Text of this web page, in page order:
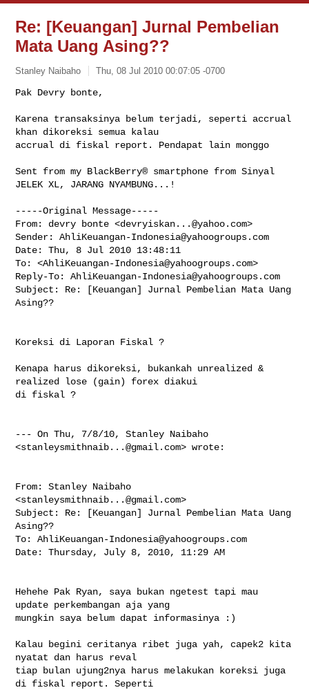
Re: [Keuangan] Jurnal Pembelian
Mata Uang Asing??
Stanley Naibaho Thu, 08 Jul 2010 00:07:05 -0700
Pak Devry bonte,
Karena transaksinya belum terjadi, seperti accrual
khan dikoreksi semua kalau
accrual di fiskal report. Pendapat lain monggo
Sent from my BlackBerry® smartphone from Sinyal
JELEK XL, JARANG NYAMBUNG...!
-----Original Message-----
From: devry bonte <devryiskan...@yahoo.com>
Sender: AhliKeuangan-Indonesia@yahoogroups.com
Date: Thu, 8 Jul 2010 13:48:11
To: <AhliKeuangan-Indonesia@yahoogroups.com>
Reply-To: AhliKeuangan-Indonesia@yahoogroups.com
Subject: Re: [Keuangan] Jurnal Pembelian Mata Uang
Asing??
Koreksi di Laporan Fiskal ?
Kenapa harus dikoreksi, bukankah unrealized &
realized lose (gain) forex diakui
di fiskal ?
--- On Thu, 7/8/10, Stanley Naibaho
<stanleysmithnaib...@gmail.com> wrote:
From: Stanley Naibaho
<stanleysmithnaib...@gmail.com>
Subject: Re: [Keuangan] Jurnal Pembelian Mata Uang
Asing??
To: AhliKeuangan-Indonesia@yahoogroups.com
Date: Thursday, July 8, 2010, 11:29 AM
Hehehe Pak Ryan, saya bukan ngetest tapi mau
update perkembangan aja yang
mungkin saya belum dapat informasinya :)
Kalau begini ceritanya ribet juga yah, capek2 kita
nyatat dan harus reval
tiap bulan ujung2nya harus melakukan koreksi juga
di fiskal report. Seperti